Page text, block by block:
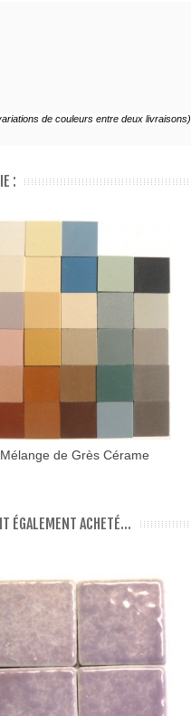
de couleurs entre deux livraisons)
:
Mélange de Grès Cérame
ÉGALEMENT ACHETÉ...